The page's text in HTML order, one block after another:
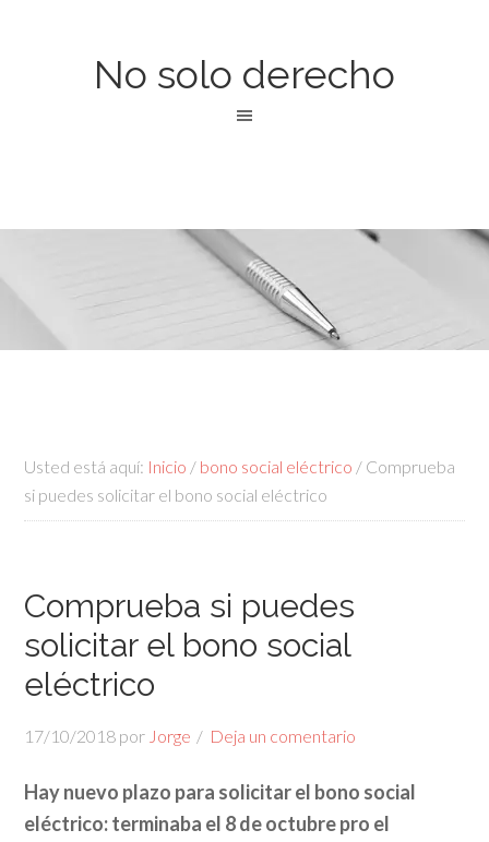
No solo derecho
Usted está aquí: Inicio / bono social eléctrico / Comprueba
si puedes solicitar el bono social eléctrico
Comprueba si puedes
solicitar el bono social
eléctrico
17/10/2018 por Jorge Deja un comentario
Hay nuevo plazo para solicitar el bono social
eléctrico: terminaba el 8 de octubre pro el